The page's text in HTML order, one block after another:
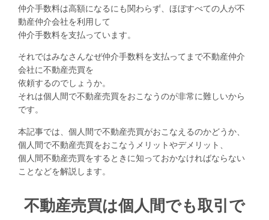
仲介手数料は高額になるにも関わらず、ほぼすべての人が不
動産仲介会社を利用して
仲介手数料を支払っています。
それではみなさんなぜ仲介手数料を支払ってまで不動産仲介
会社に不動産売買を
依頼するのでしょうか。
それは個人間で不動産売買をおこなうのが非常に難しいから
です。
本記事では、個人間で不動産売買がおこなえるのかどうか、
個人間で不動産売買をおこなうメリットやデメリット、
個人間不動産売買をするときに知っておかなければならない
ことなどを解説します。
不動産売買は個人間でも取引で